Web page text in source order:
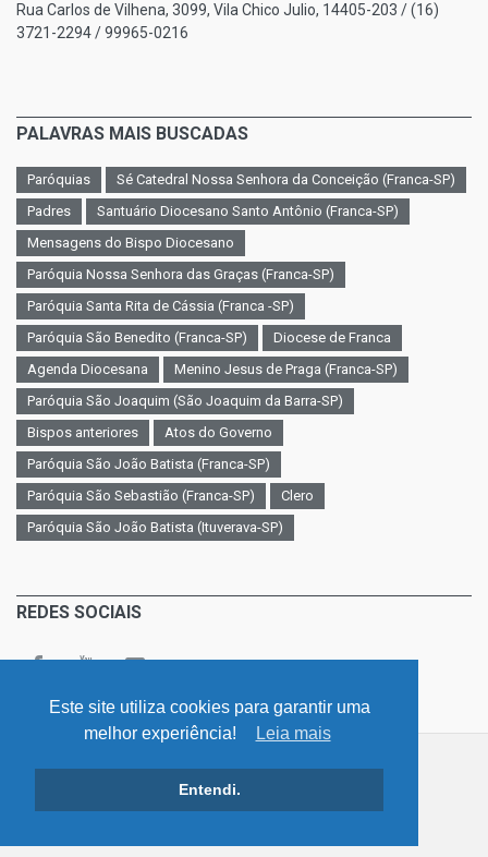
Este site utiliza cookies para garantir uma
melhor experiência!
Leia mais
Entendi.
Rua Carlos de Vilhena, 3099, Vila Chico Julio, 14405-203 / (16)
3721-2294 / 99965-0216
PALAVRAS MAIS BUSCADAS
Paróquias
Sé Catedral Nossa Senhora da Conceição (Franca-SP)
Padres
Santuário Diocesano Santo Antônio (Franca-SP)
Mensagens do Bispo Diocesano
Paróquia Nossa Senhora das Graças (Franca-SP)
Paróquia Santa Rita de Cássia (Franca -SP)
Paróquia São Benedito (Franca-SP)
Diocese de Franca
Agenda Diocesana
Menino Jesus de Praga (Franca-SP)
Paróquia São Joaquim (São Joaquim da Barra-SP)
Bispos anteriores
Atos do Governo
Paróquia São João Batista (Franca-SP)
Paróquia São Sebastião (Franca-SP)
Clero
Paróquia São João Batista (Ituverava-SP)
REDES SOCIAIS
v. 4.0 / Diocese - Franca - São Paulo